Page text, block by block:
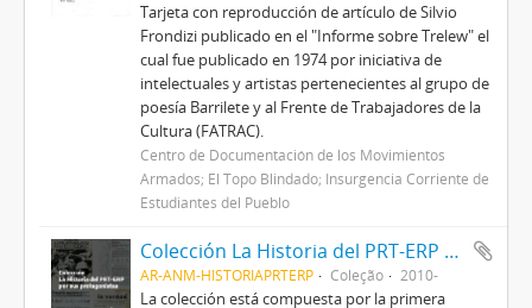
Tarjeta con reproducción de artículo de Silvio
Frondizi publicado en el "Informe sobre Trelew" el
cual fue publicado en 1974 por iniciativa de
intelectuales y artistas pertenecientes al grupo de
poesía Barrilete y al Frente de Trabajadores de la
Cultura (FATRAC).
Centro de Documentación de los Movimientos
Armados; El Topo Blindado; Insurgencia Corriente de
Estudiantes del Pueblo
Colección La Historia del PRT-ERP por sus protagonistas
AR-ANM-HISTORIAPRTERP Coleção 2010-
La colección está compuesta por la primera